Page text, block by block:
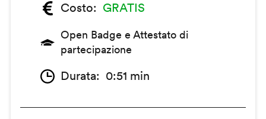
Costo
GRATIS
Open Badge e Attestato di
partecipazione
Durata 0:51 min